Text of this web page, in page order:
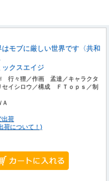
モブに厳しい世界です〈共和
ックスエイジ
行々狸／作画 孟達／キャラクタ
イシロウ／構成 ＦＴｏｐｓ／制
Ａ
出荷
荷について！)